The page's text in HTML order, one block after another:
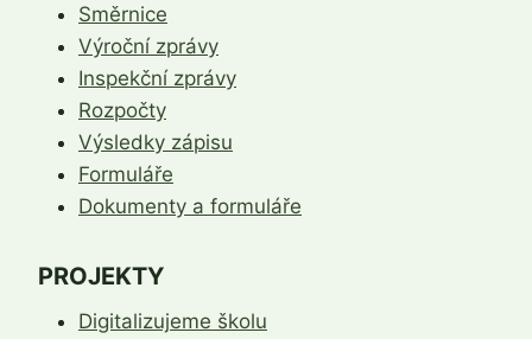
Směrnice
Výroční zprávy
Inspekční zprávy
Rozpočty
Výsledky zápisu
Formuláře
Dokumenty a formuláře
PROJEKTY
Digitalizujeme školu